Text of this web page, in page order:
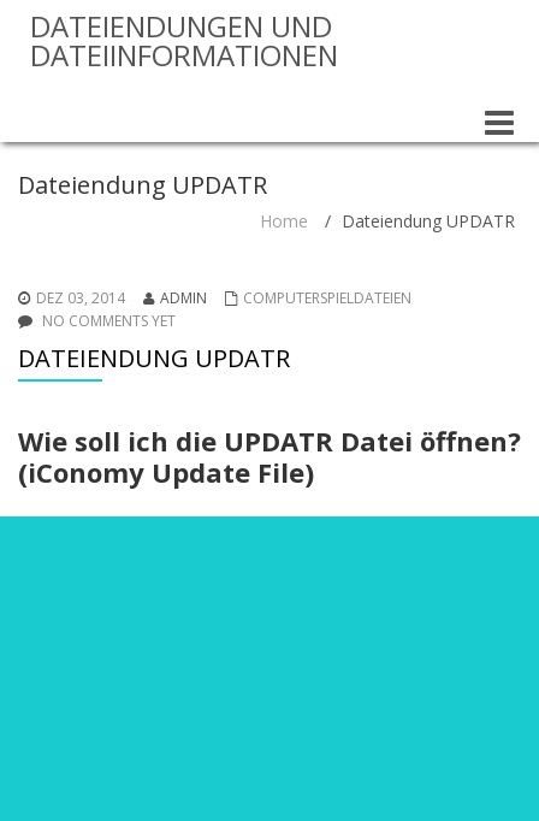
DATEIENDUNGEN UND
DATEIINFORMATIONEN
Toggle
Dateiendung UPDATR
Home / Dateiendung UPDATR
DEZ 03, 2014 ADMIN
COMPUTERSPIELDATEIEN
NO COMMENTS YET
DATEIENDUNG UPDATR
Wie soll ich die UPDATR Datei öffnen?
(iConomy Update File)